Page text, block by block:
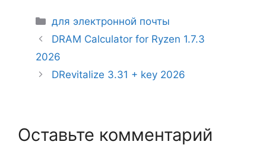
Рубрики
для электронной почты
DRAM Calculator for Ryzen 1.7.3
2026
DRevitalize 3.31 + key 2026
Оставьте комментарий